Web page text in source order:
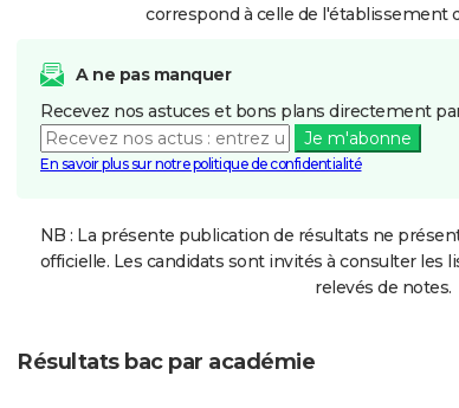
correspond à celle de l'établissement
A ne pas manquer
Recevez nos astuces et bons plans directement
Je m'abonne
En savoir plus sur notre politique de confidentialité
NB : La présente publication de résultats ne
officielle. Les candidats sont invités à consulter les
relevés de notes.
Résultats bac par académie